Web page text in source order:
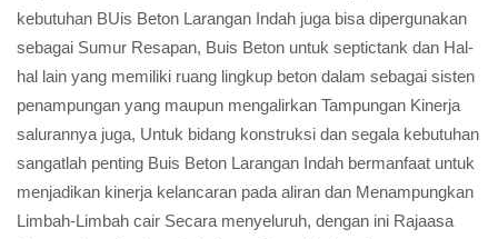
kebutuhan BUis Beton Larangan Indah juga bisa dipergunakan
sebagai Sumur Resapan, Buis Beton untuk septictank dan Hal-
hal lain yang memiliki ruang lingkup beton dalam sebagai sisten
penampungan yang maupun mengalirkan Tampungan Kinerja
salurannya juga, Untuk bidang konstruksi dan segala kebutuhan
sangatlah penting Buis Beton Larangan Indah bermanfaat untuk
menjadikan kinerja kelancaran pada aliran dan Menampungkan
Limbah-Limbah cair Secara menyeluruh, dengan ini Rajaasa